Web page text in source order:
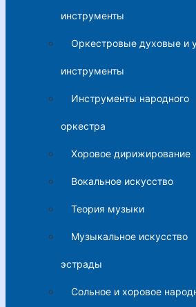
инструменты
Оркестровые духовые и
инструменты
Инструменты народного
оркестра
Хоровое дирижирование
Вокальное искусство
Теория музыки
Музыкальное искусство
эстрады
Сольное и хоровое